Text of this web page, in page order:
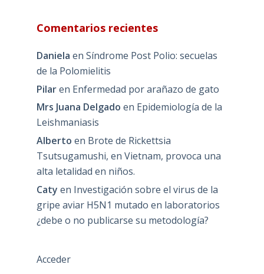
Comentarios recientes
Daniela en Síndrome Post Polio: secuelas
de la Polomielitis
Pilaren Enfermedad por arañazo de gato
Mrs Juana Delgado en Epidemiología de la
Leishmaniasis
Alberto en Brote de Rickettsia
Tsutsugamushi, en Vietnam, provoca una
alta letalidad en niños.
Caty en Investigación sobre el virus de la
gripe aviar H5N1 mutado en laboratorios
¿debe o no publicarse su metodología?
Acceder